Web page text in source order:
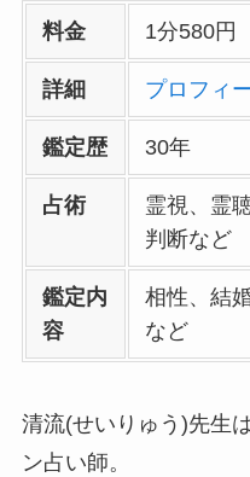
料金 1分580円
詳細 プロフィ
鑑定歴 30年
占術
霊視、霊
判断など
鑑定内
容
相性、結
など
清流(せいりゅう)先生
ン占い師。